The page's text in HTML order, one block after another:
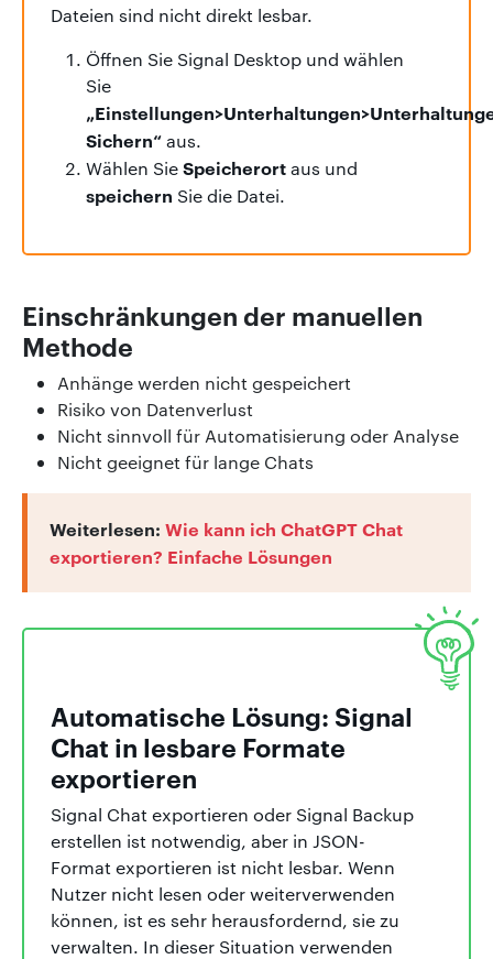
Dateien sind nicht direkt lesbar.
Öffnen Sie Signal Desktop und wählen
Sie
Sichern“aus.
Wählen SieSpeicherortaus und
speichern Sie die Datei.
Einschränkungen der manuellen
Methode
Anhänge werden nicht gespeichert
Risiko von Datenverlust
Nicht sinnvoll für Automatisierung oder Analyse
Nicht geeignet für lange Chats
Weiterlesen: Wie kann ich ChatGPT Chat
exportieren? Einfache Lösungen
Automatische Lösung: Signal
Chat in lesbare Formate
exportieren
Signal Chat exportieren oder Signal Backup
erstellen ist notwendig, aber in JSON-
Format exportieren ist nicht lesbar. Wenn
Nutzer nicht lesen oder weiterverwenden
können, ist es sehr herausfordernd, sie zu
verwalten. In dieser Situation verwenden